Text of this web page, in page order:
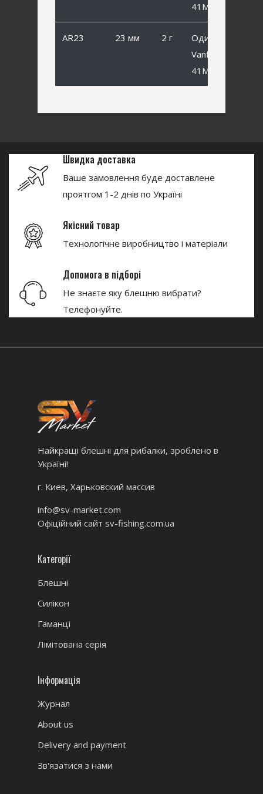
41MB #8
AR23 23 мм 2 г
Одинарный
Vanfook SP-
41MB #6
Швидка доставка
Ваше замовлення буде доставлене
проятгом 1-2 днів по Україні
Якісний товар
Технологічне виробництво і матеріали
Допомога в підборі
Не знаєте яку блешню вибрати?
Телефонуйте.
Найкращі блешні для рибалки, зроблено в
Україні!
г. Киев, Харьковский массив
info@sv-market.com
Офіційний сайт sv-fishing.com.ua
Категорії
Блешні
Силікон
Гаманці
Лімітована серія
Інформація
Журнал
About us
Delivery and payment
Зв'язатися з нами